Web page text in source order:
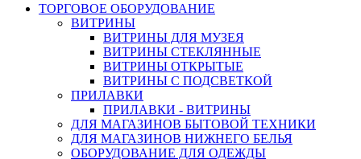
ТОРГОВОЕ ОБОРУДОВАНИЕ
ВИТРИНЫ
ВИТРИНЫ ДЛЯ МУЗЕЯ
ВИТРИНЫ СТЕКЛЯННЫЕ
ВИТРИНЫ ОТКРЫТЫЕ
ВИТРИНЫ С ПОДСВЕТКОЙ
ПРИЛАВКИ
ПРИЛАВКИ - ВИТРИНЫ
ДЛЯ МАГАЗИНОВ БЫТОВОЙ ТЕХНИКИ
ДЛЯ МАГАЗИНОВ НИЖНЕГО БЕЛЬЯ
ОБОРУДОВАНИЕ ДЛЯ ОДЕЖДЫ